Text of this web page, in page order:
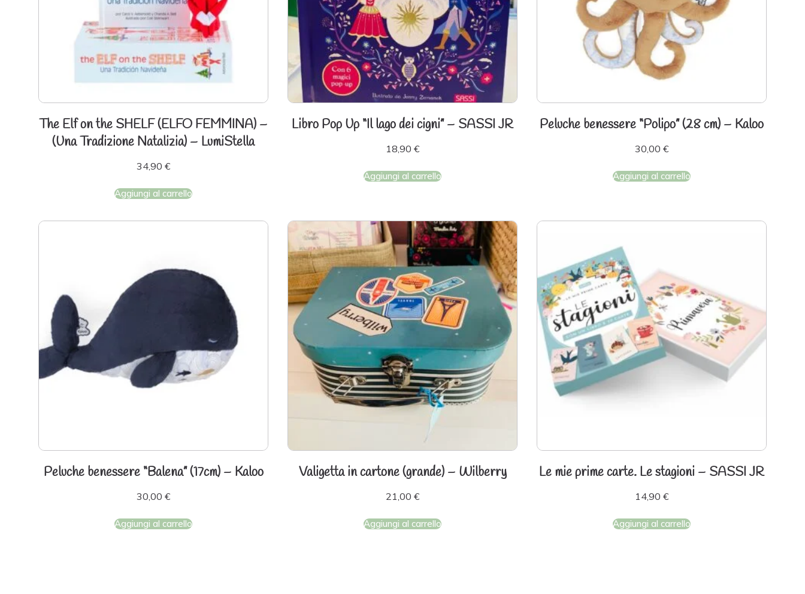
The Elf on the SHELF (ELFO FEMMINA) –
(Una Tradizione Natalizia) – LumiStella
34,90 €
Aggiungi al carrello
Libro Pop Up “Il lago dei cigni” – SASSI JR
18,90 €
Aggiungi al carrello
Peluche benessere “Polipo” (28 cm) – Kaloo
30,00 €
Aggiungi al carrello
Peluche benessere “Balena” (17cm) – Kaloo
30,00 €
Aggiungi al carrello
Valigetta in cartone (grande) – Wilberry
21,00 €
Aggiungi al carrello
Le mie prime carte. Le stagioni – SASSI JR
14,90 €
Aggiungi al carrello